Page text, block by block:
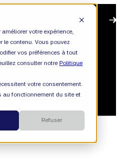
votre expérience,
le contenu. Vous pouvez
vos préférences à tout
consulter notrePolitique
votre consentement.
fonctionnement du site et
Refuser
Open main navigation